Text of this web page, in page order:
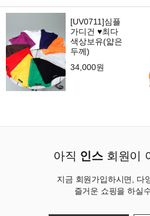
[UV0711]심플
가디건 ♥최다
색상보유(얇은
두께)
34,000원
아직 인스 회원이
지금 회원가입하시면, 다
즐거운 쇼핑을 하실